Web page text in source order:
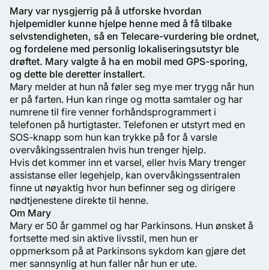
Sweden
United Kingdom
Mary var nysgjerrig på å utforske hvordan
hjelpemidler kunne hjelpe henne med å få tilbake
selvstendigheten, så en Telecare-vurdering ble ordnet,
og fordelene med personlig lokaliseringsutstyr ble
drøftet. Mary valgte å ha en mobil med GPS-sporing,
og dette ble deretter installert.
Mary melder at hun nå føler seg mye mer trygg når hun
er på farten. Hun kan ringe og motta samtaler og har
numrene til fire venner forhåndsprogrammert i
telefonen på hurtigtaster. Telefonen er utstyrt med en
SOS-knapp som hun kan trykke på for å varsle
overvåkingssentralen hvis hun trenger hjelp.
Hvis det kommer inn et varsel, eller hvis Mary trenger
assistanse eller legehjelp, kan overvåkingssentralen
finne ut nøyaktig hvor hun befinner seg og dirigere
nødtjenestene direkte til henne.
Om Mary
Mary er 50 år gammel og har Parkinsons. Hun ønsket å
fortsette med sin aktive livsstil, men hun er
oppmerksom på at Parkinsons sykdom kan gjøre det
mer sannsynlig at hun faller når hun er ute.